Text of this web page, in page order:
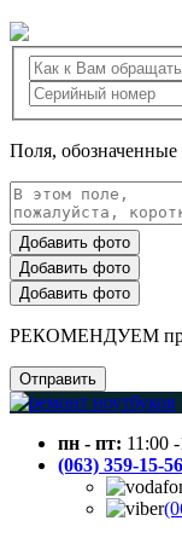
Поля,
Добавить фото
Добавить фото
Добавить фото
РЕКОМЕНДУЕМ
Отправить
пн - пт: 11:00
(063) 359-15-56